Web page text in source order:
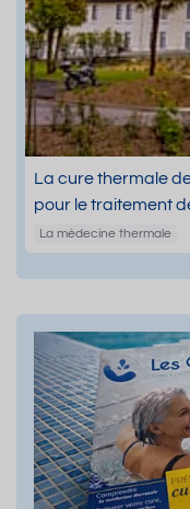
La cure thermale
pour le traitement
La médecine thermale